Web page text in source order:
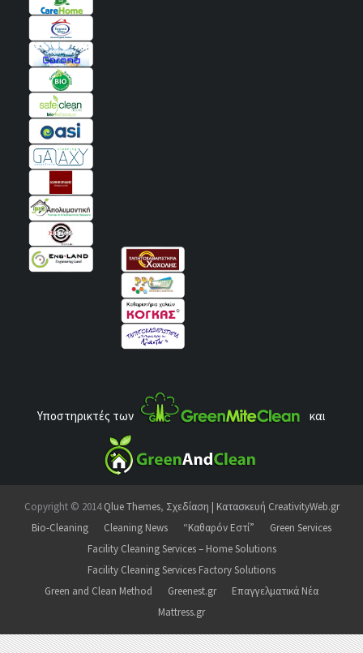
Υποστηρικτές των και
Copyright © 2014Qlue Themes, Σχεδίαση | Κατασκευή CreativityWeb.gr
Bio-Cleaning
Cleaning News “Καθαρόν Εστί”
Green Services
Facility Cleaning Services – Home Solutions
Facility Cleaning Services Factory Solutions
Green and Clean Method
Greenest.gr
Επαγγελματικά Νέα
Mattress.gr